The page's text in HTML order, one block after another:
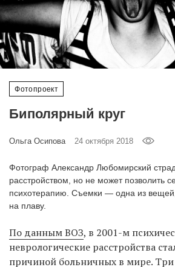
Фотопроект
Биполярный круг
Ольга Осипова 24 октября 2018
Фотограф Александр Любомирский
расстройством, но не может позволить
психотерапию. Съемки — одна из
на плаву.
По данным ВОЗ, в 2001-м
неврологические расстройства
причиной больничных в мире. Три